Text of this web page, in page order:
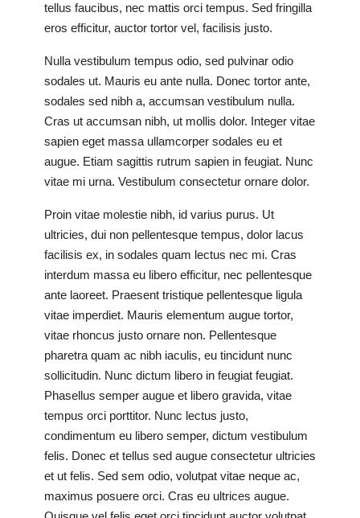
tellus faucibus, nec mattis orci tempus. Sed fringilla
eros efficitur, auctor tortor vel, facilisis justo.
Nulla vestibulum tempus odio, sed pulvinar odio
sodales ut. Mauris eu ante nulla. Donec tortor ante,
sodales sed nibh a, accumsan vestibulum nulla.
Cras ut accumsan nibh, ut mollis dolor. Integer vitae
sapien eget massa ullamcorper sodales eu et
augue. Etiam sagittis rutrum sapien in feugiat. Nunc
vitae mi urna. Vestibulum consectetur ornare dolor.
Proin vitae molestie nibh, id varius purus. Ut
ultricies, dui non pellentesque tempus, dolor lacus
facilisis ex, in sodales quam lectus nec mi. Cras
interdum massa eu libero efficitur, nec pellentesque
ante laoreet. Praesent tristique pellentesque ligula
vitae imperdiet. Mauris elementum augue tortor,
vitae rhoncus justo ornare non. Pellentesque
pharetra quam ac nibh iaculis, eu tincidunt nunc
sollicitudin. Nunc dictum libero in feugiat feugiat.
Phasellus semper augue et libero gravida, vitae
tempus orci porttitor. Nunc lectus justo,
condimentum eu libero semper, dictum vestibulum
felis. Donec et tellus sed augue consectetur ultricies
et ut felis. Sed sem odio, volutpat vitae neque ac,
maximus posuere orci. Cras eu ultrices augue.